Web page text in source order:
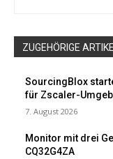
ZUGEHÖRIGE
SourcingBlox
für Zscaler-
7. August 2026
Monitor mit drei
CQ32G4ZA